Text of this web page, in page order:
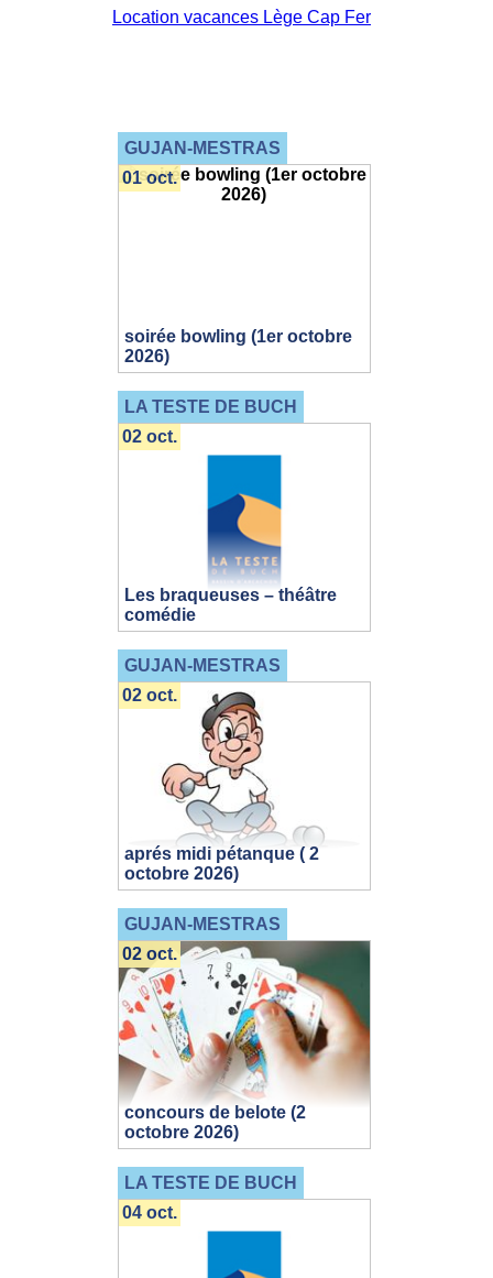
GUJAN-MESTRAS
soirée bowling (1er octobre
2026)
01 oct.
LA TESTE DE BUCH
Les braqueuses – théâtre
comédie
02 oct.
GUJAN-MESTRAS
aprés midi pétanque ( 2
octobre 2026)
02 oct.
GUJAN-MESTRAS
concours de belote (2
octobre 2026)
02 oct.
LA TESTE DE BUCH
04 oct.